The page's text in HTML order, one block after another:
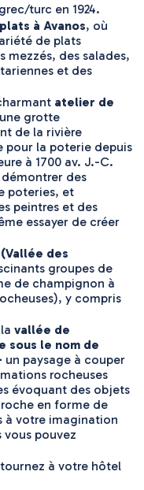
turc en 1924.
plats à Avanos, où
de plats
mezzés, des salades,
et des
atelier de
grotte
de la rivière
pour la poterie depuis
à 1700 av. J.-C.
des
poteries, et
peintres et des
essayer de créer
(Vallée des
groupes de
de champignon à
y compris
vallée de
sous le nom de
un paysage à couper
rocheuses
évoquant des objets
en forme de
à votre imagination
pouvez
à votre hôtel